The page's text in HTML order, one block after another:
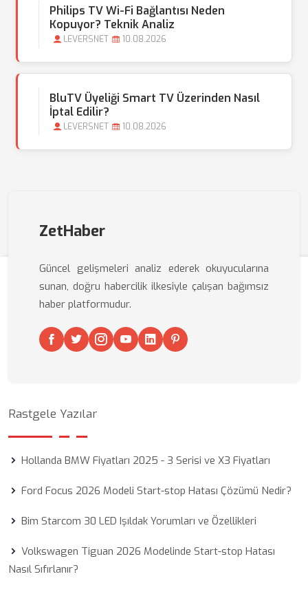
Philips TV Wi-Fi Bağlantısı Neden
Kopuyor? Teknik Analiz
LEVERSNET 10.08.2026
BluTV Üyeliği Smart TV Üzerinden Nasıl
İptal Edilir?
LEVERSNET 10.08.2026
ZetHaber
Güncel gelişmeleri analiz ederek okuyucularına
sunan, doğru habercilik ilkesiyle çalışan bağımsız
haber platformudur.
Rastgele Yazılar
Hollanda BMW Fiyatları 2025 - 3 Serisi ve X3 Fiyatları
Ford Focus 2026 Modeli Start-stop Hatası Çözümü Nedir?
Bim Starcom 30 LED Işıldak Yorumları ve Özellikleri
Volkswagen Tiguan 2026 Modelinde Start-stop Hatası
Nasıl Sıfırlanır?